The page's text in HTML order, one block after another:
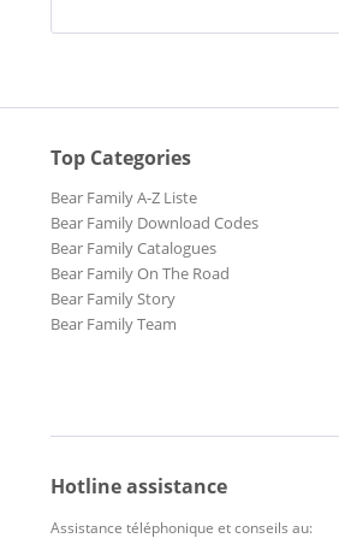
Top Categories
Bear Family A-Z Liste
Bear Family Download Codes
Bear Family Catalogues
Bear Family On The Road
Bear Family Story
Bear Family Team
Hotline assistance
Assistance téléphonique et conseils au: